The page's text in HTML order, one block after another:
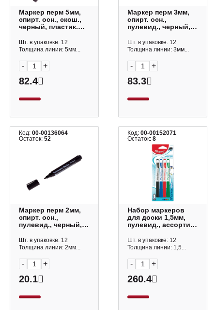
Маркер перм 5мм,
спирт. осн., скош.,
черный, пластик.
800CH Crown
Шт. в упаковке: 12
Толщина линии: 5мм...
- +
82.4
Маркер перм 3мм,
спирт. осн.,
пулевид., черный,
"Multi marker"
СРМ-800 Crown
Шт. в упаковке: 12
Толщина линии: 3мм...
- +
83.3
Код: 00-00136064
Остаток: 52
Маркер перм 2мм,
спирт. осн.,
пулевид., черный,
"8004" PM_268
OfficeSpace
Шт. в упаковке: 12
Толщина линии: 2мм...
- +
20.1
Код:00-00152071
Остаток:8
Набор маркеров
для доски 1,5мм,
пулевид., ассорти
Maped
Шт. в упаковке: 12
Толщина линии: 1,5...
- +
260.4